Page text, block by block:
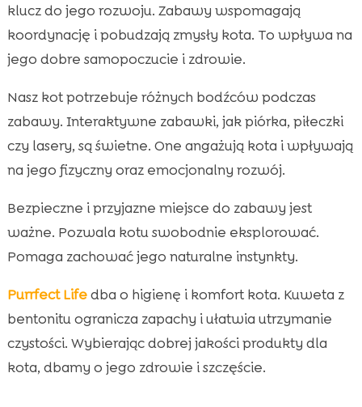
klucz do jego rozwoju. Zabawy wspomagają
koordynację i pobudzają zmysły kota. To wpływa na
jego dobre samopoczucie i zdrowie.
Nasz kot potrzebuje różnych bodźców podczas
zabawy. Interaktywne zabawki, jak piórka, piłeczki
czy lasery, są świetne. One angażują kota i wpływają
na jego fizyczny oraz emocjonalny rozwój.
Bezpieczne i przyjazne miejsce do zabawy jest
ważne. Pozwala kotu swobodnie eksplorować.
Pomaga zachować jego naturalne instynkty.
Purrfect Lifedba o higienę i komfort kota. Kuweta z
bentonitu ogranicza zapachy i ułatwia utrzymanie
czystości. Wybierając dobrej jakości produkty dla
kota, dbamy o jego zdrowie i szczęście.